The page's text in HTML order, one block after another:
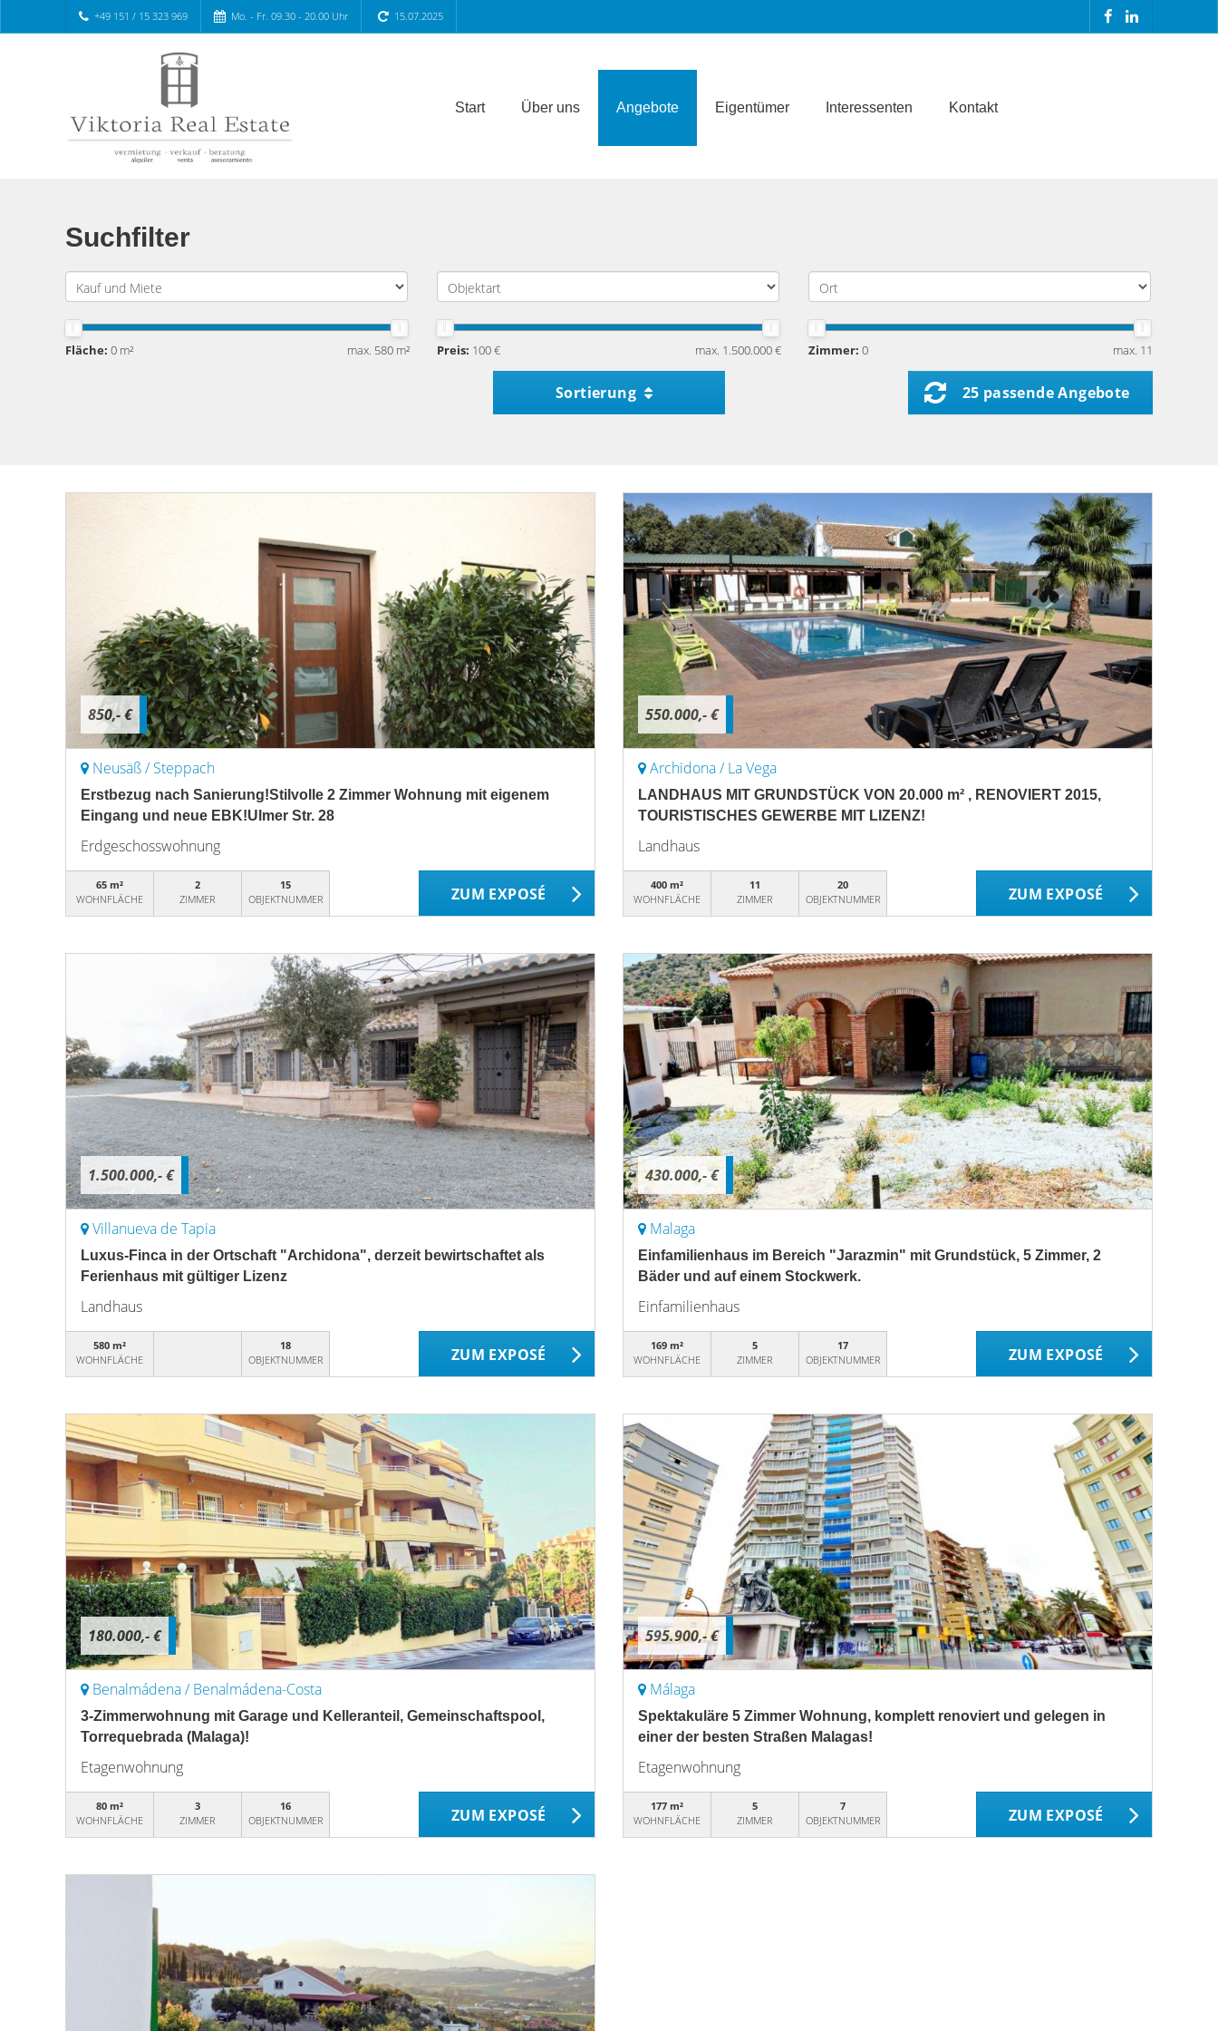
+49 151 / 15 323 969 Mo. - Fr. 09.30 - 20.00 Uhr 15.07.2025
Start Über uns Angebote Eigentümer Interessenten Kontakt
Suchfilter
Fläche: 0 m² max. 580 m² Preis: 100 € max. 1.500.000 € Zimmer: 0 max. 11
Sortierung 25 passende Angebote
850,- €
Neusäß / Steppach
Erstbezug nach Sanierung!Stilvolle 2 Zimmer Wohnung mit eigenem
Eingang und neue EBK!Ulmer Str. 28
Erdgeschosswohnung
65 m²
WOHNFLÄCHE
2
ZIMMER
15
OBJEKTNUMMER
ZUM EXPOSÉ
550.000,- €
Archidona / La Vega
LANDHAUS MIT GRUNDSTÜCK VON 20.000 m² , RENOVIERT 2015,
TOURISTISCHES GEWERBE MIT LIZENZ!
Landhaus
400 m²
WOHNFLÄCHE
11
ZIMMER
20
OBJEKTNUMMER
ZUM EXPOSÉ
1.500.000,- €
Villanueva de Tapia
Luxus-Finca in der Ortschaft "Archidona", derzeit bewirtschaftet als
Ferienhaus mit gültiger Lizenz
Landhaus
580 m²
WOHNFLÄCHE
18
OBJEKTNUMMER
ZUM EXPOSÉ
430.000,- €
Malaga
Einfamilienhaus im Bereich "Jarazmin" mit Grundstück, 5 Zimmer, 2
Bäder und auf einem Stockwerk.
Einfamilienhaus
169 m²
WOHNFLÄCHE
5
ZIMMER
17
OBJEKTNUMMER
ZUM EXPOSÉ
180.000,- €
Benalmádena / Benalmádena-Costa
3-Zimmerwohnung mit Garage und Kelleranteil, Gemeinschaftspool,
Torrequebrada (Malaga)!
Etagenwohnung
80 m²
WOHNFLÄCHE
3
ZIMMER
16
OBJEKTNUMMER
ZUM EXPOSÉ
595.900,- €
Málaga
Spektakuläre 5 Zimmer Wohnung, komplett renoviert und gelegen in
einer der besten Straßen Malagas!
Etagenwohnung
177 m²
WOHNFLÄCHE
5
ZIMMER
7
OBJEKTNUMMER
ZUM EXPOSÉ